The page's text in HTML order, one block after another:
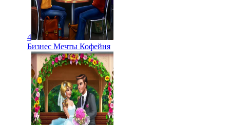
4
Бизнес Мечты Кофейня